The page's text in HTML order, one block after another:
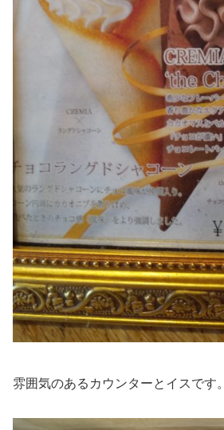
雰囲気のあるカウンターとイスです。